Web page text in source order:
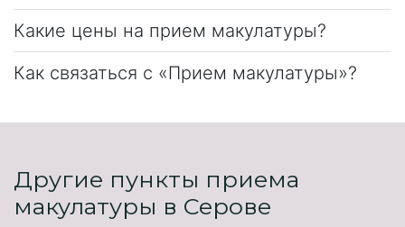
Какие цены на прием макулатуры?
Как связаться с «Прием макулатуры»?
Другие пункты приема
макулатуры в Серове